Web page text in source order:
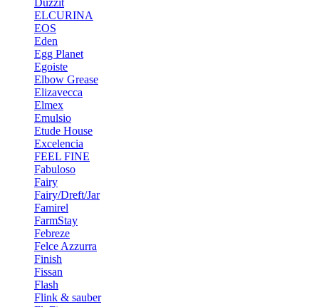
Duzzit
ELCURINA
EOS
Eden
Egg Planet
Egoiste
Elbow Grease
Elizavecca
Elmex
Emulsio
Etude House
Excelencia
FEEL FINE
Fabuloso
Fairy
Fairy/Dreft/Jar
Famirel
FarmStay
Febreze
Felce Azzurra
Finish
Fissan
Flash
Flink & sauber